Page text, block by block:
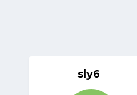
sly6